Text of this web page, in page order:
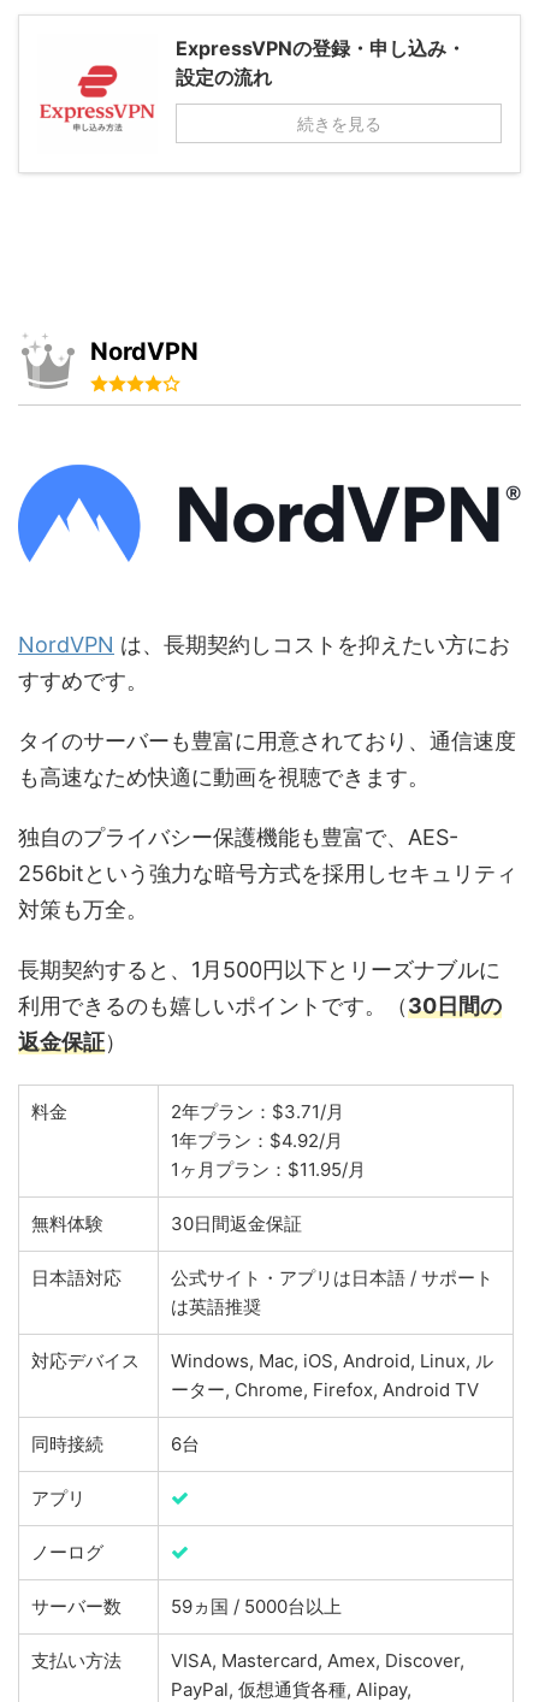
ExpressVPNの登録・申し込み・
設定の流れ
続きを見る
NordVPN
NordVPN は、長期契約しコストを抑えたい方にお
すすめです。
タイのサーバーも豊富に用意されており、通信速度
も高速なため快適に動画を視聴できます。
独自のプライバシー保護機能も豊富で、AES-
256bitという強力な暗号方式を採用しセキュリティ
対策も万全。
長期契約すると、1月500円以下とリーズナブルに
利用できるのも嬉しいポイントです。（30日間の
返金保証）
料金
2年プラン：$3.71/月
1年プラン：$4.92/月
1ヶ月プラン：$11.95/月
無料体験 30日間返金保証
日本語対応
公式サイト・アプリは日本語 / サポート
は英語推奨
対応デバイス
Windows, Mac, iOS, Android, Linux, ル
ーター, Chrome, Firefox, Android TV
同時接続 6台
アプリ
ノーログ
サーバー数 59ヵ国 / 5000台以上
支払い方法
VISA, Mastercard, Amex, Discover,
PayPal, 仮想通貨各種, Alipay,